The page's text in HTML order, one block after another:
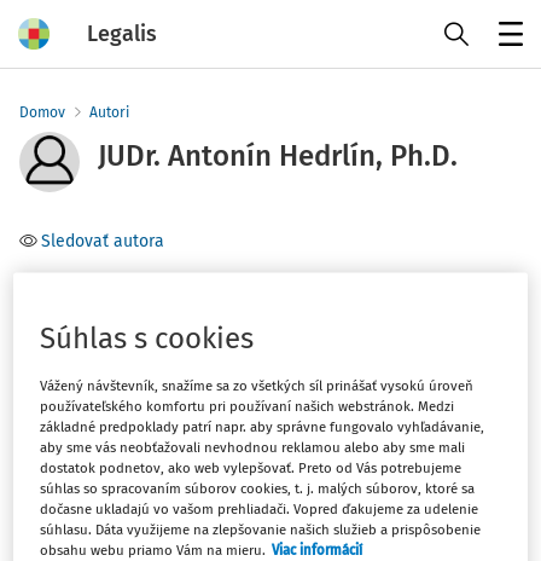
Legalis
Domov Autori
JUDr. Antonín Hedrlín, Ph.D.
Sledovať autora
Počet vyhľadaných dokumentov: 1
Zoradiť podľa:
Najnovšie Najstaršie
Súhlas s cookies
Vážený návštevník, snažíme sa zo všetkých síl prinášať vysokú úroveň
používateľského komfortu pri používaní našich webstránok. Medzi
základné predpoklady patrí napr. aby správne fungovalo vyhľadávanie,
aby sme vás neobťažovali nevhodnou reklamou alebo aby sme mali
dostatok podnetov, ako web vylepšovať. Preto od Vás potrebujeme
súhlas so spracovaním súborov cookies, t. j. malých súborov, ktoré sa
dočasne ukladajú vo vašom prehliadači. Vopred ďakujeme za udelenie
súhlasu. Dáta využijeme na zlepšovanie našich služieb a prispôsobenie
obsahu webu priamo Vám na mieru. Viac informácií